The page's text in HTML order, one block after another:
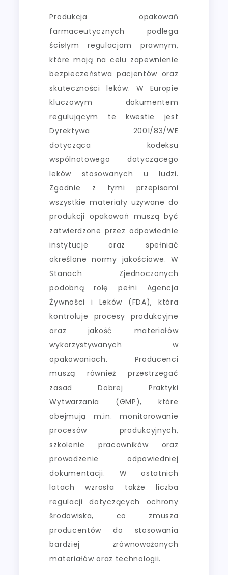
Produkcja opakowań
farmaceutycznych podlega
ścisłym regulacjom prawnym,
które mają na celu zapewnienie
bezpieczeństwa pacjentów oraz
skuteczności leków. W Europie
kluczowym dokumentem
regulującym te kwestie jest
Dyrektywa 2001/83/WE
dotycząca kodeksu
wspólnotowego dotyczącego
leków stosowanych u ludzi.
Zgodnie z tymi przepisami
wszystkie materiały używane do
produkcji opakowań muszą być
zatwierdzone przez odpowiednie
instytucje oraz spełniać
określone normy jakościowe. W
Stanach Zjednoczonych
podobną rolę pełni Agencja
Żywności i Leków (FDA), która
kontroluje procesy produkcyjne
oraz jakość materiałów
wykorzystywanych w
opakowaniach. Producenci
muszą również przestrzegać
zasad Dobrej Praktyki
Wytwarzania (GMP), które
obejmują m.in. monitorowanie
procesów produkcyjnych,
szkolenie pracowników oraz
prowadzenie odpowiedniej
dokumentacji. W ostatnich
latach wzrosła także liczba
regulacji dotyczących ochrony
środowiska, co zmusza
producentów do stosowania
bardziej zrównoważonych
materiałów oraz technologii.